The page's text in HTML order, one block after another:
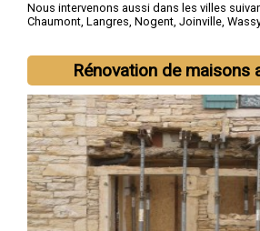
Nous intervenons aussi dans les villes
Chaumont, Langres, Nogent, Joinville, Wassy
Rénovation de maisons